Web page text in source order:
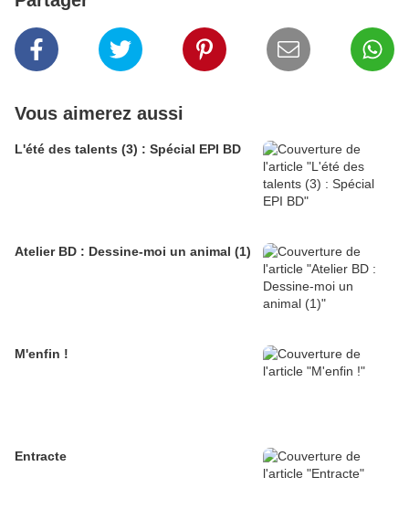
Vous aimerez aussi
L'été des talents (3) : Spécial EPI BD
Atelier BD : Dessine-moi un animal (1)
M'enfin !
Entracte